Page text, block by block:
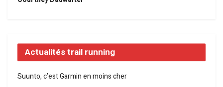
Actualités trail running
Suunto, c’est Garmin en moins cher